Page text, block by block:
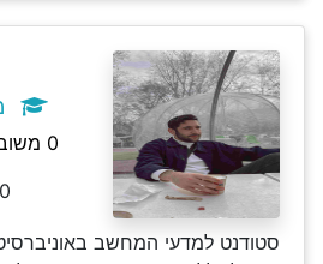
0 משובים
סטודנט למדעי המחשב